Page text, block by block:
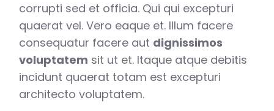
corrupti sed et officia. Qui qui excepturi
quaerat vel. Vero eaque et. Illum facere
consequatur facere aut dignissimos
voluptatem sit ut et. Itaque atque debitis
incidunt quaerat totam est excepturi
architecto voluptatem.